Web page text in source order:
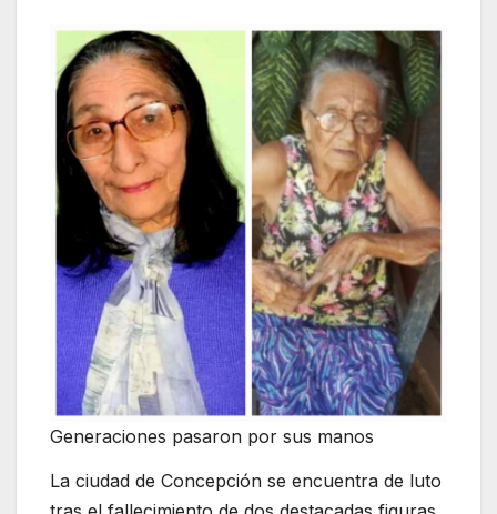
Generaciones pasaron por sus manos
La ciudad de Concepción se encuentra de luto